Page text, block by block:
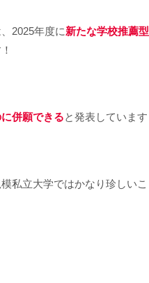
2025年度に新たな学校推薦
併願できると発表しています
私立大学ではかなり珍しいこ